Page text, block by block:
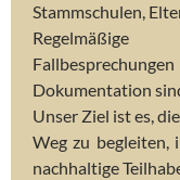
Stammschulen,
Regelmäßige
Dokumentation
Unser Ziel ist es,
Weg zu begleiten,
nachhaltige